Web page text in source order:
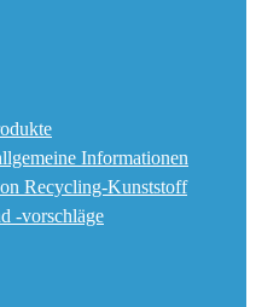
Informationen
Recycling-Kunststoff
-vorschläge